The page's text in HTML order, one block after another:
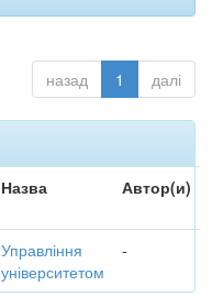
назад 1 далі
Назва Автор(и)
Управління
університетом
-